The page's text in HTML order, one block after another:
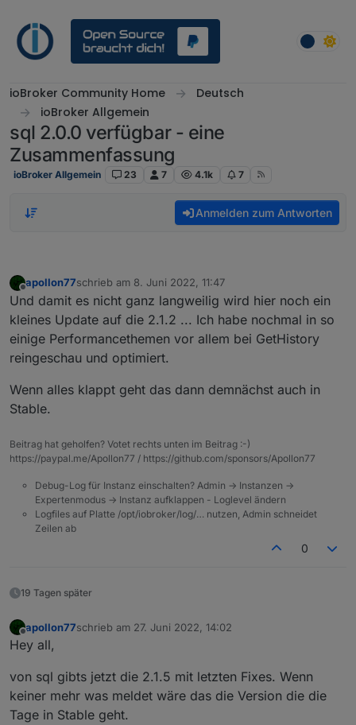
ioBroker Community Home
Deutsch
ioBroker Allgemein
sql 2.0.0 verfügbar - eine
Zusammenfassung
ioBroker Allgemein 23 7 4.1k 7
Anmelden zum Antworten
Offline
apollon77schrieb am 8. Juni 2022, 11:47
zuletzt editiert von
Und damit es nicht ganz langweilig wird hier noch ein
kleines Update auf die 2.1.2 ... Ich habe nochmal in so
einige Performancethemen vor allem bei GetHistory
reingeschau und optimiert.
Wenn alles klappt geht das dann demnächst auch in
Stable.
Beitrag hat geholfen? Votet rechts unten im Beitrag :-)
https://paypal.me/Apollon77 / https://github.com/sponsors/Apollon77
Debug-Log für Instanz einschalten? Admin -> Instanzen ->
Expertenmodus -> Instanz aufklappen - Loglevel ändern
Logfiles auf Platte /opt/iobroker/log/… nutzen, Admin schneidet
Zeilen ab
0
19 Tagen später
Offline
apollon77schrieb am 27. Juni 2022, 14:02
zuletzt editiert von
Hey all,
von sql gibts jetzt die 2.1.5 mit letzten Fixes. Wenn
keiner mehr was meldet wäre das die Version die die
Tage in Stable geht.